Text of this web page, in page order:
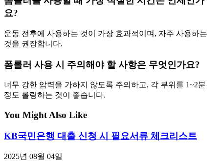
요?
운동 전후에 사용하는 것이 가장 효과적이며, 자주 사용하는
것을 권장합니다.
폼롤러 사용 시 주의해야 할 사항은 무엇인가요?
너무 강한 압력을 가하지 않도록 주의하고, 각 부위를 1~2분
정도 롤링하는 것이 좋습니다.
You Might Also Like
KB국민은행 대출 신청 시 필요서류 체크리스트
2025년 08월 04일